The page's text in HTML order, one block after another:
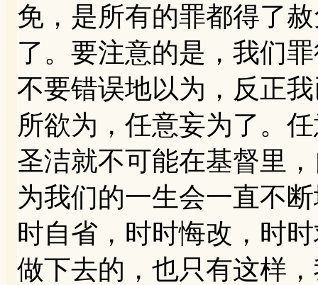
免，是所有的罪都得了
了。要注意的是，我们
不要错误地以为，反正
所欲为，任意妄为了。
圣洁就不可能在基督里
为我们的一生会一直不
时自省，时时悔改，时
做下去的，也只有这样